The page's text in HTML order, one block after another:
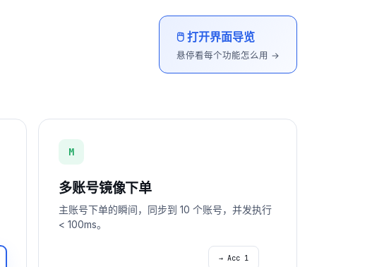
🖱 打开界面导览
悬停看每个功能怎么用 →
M
多账号镜像下单
主账号下单的瞬间，同步到 10 个账号，并发执行
< 100ms。
→ Acc 1